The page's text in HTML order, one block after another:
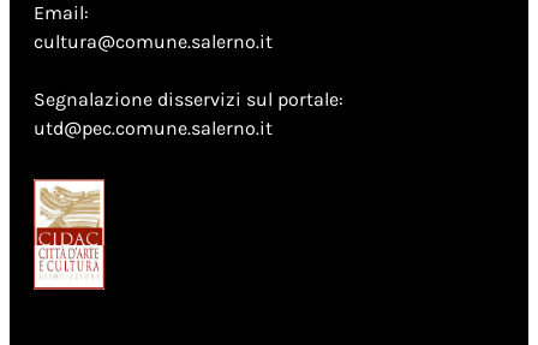
Email:
cultura@comune.salerno.it
Segnalazione disservizi sul portale:
utd@pec.comune.salerno.it